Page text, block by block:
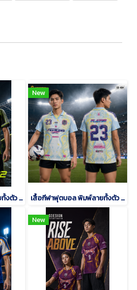
เสื้อกีฬาฟุตบอล พิมพ์ลายทั้งตัว เนื้อผ้า "นาโนเทค"SDN-0202
New
เสื้อกีฬาฟุตบอล พิมพ์ลายทั้งตัว เนื้อผ้า "นาโนเทค"SD-484
New